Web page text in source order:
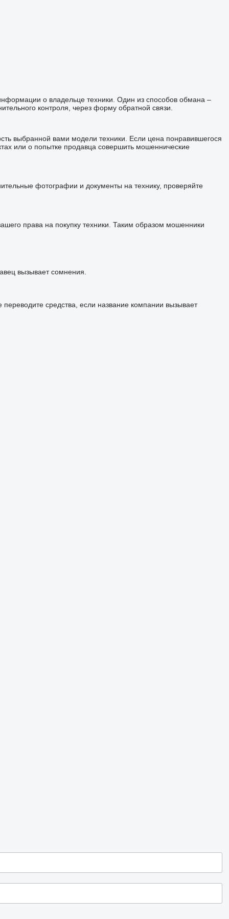
о владельце техники. Один из способов обмана –
контроля, через форму обратной связи.
выбранной вами модели техники. Если цена понравившегося
или о попытке продавца совершить мошеннические
фотографии и документы на технику, проверяйте
права на покупку техники. Таким образом мошенники
вызывает сомнения.
средства, если название компании вызывает